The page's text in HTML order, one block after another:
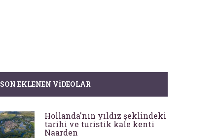
SON EKLENEN VIDEOLAR
Hollanda'nın yıldız şeklindeki
tarihi ve turistik kale kenti
Naarden